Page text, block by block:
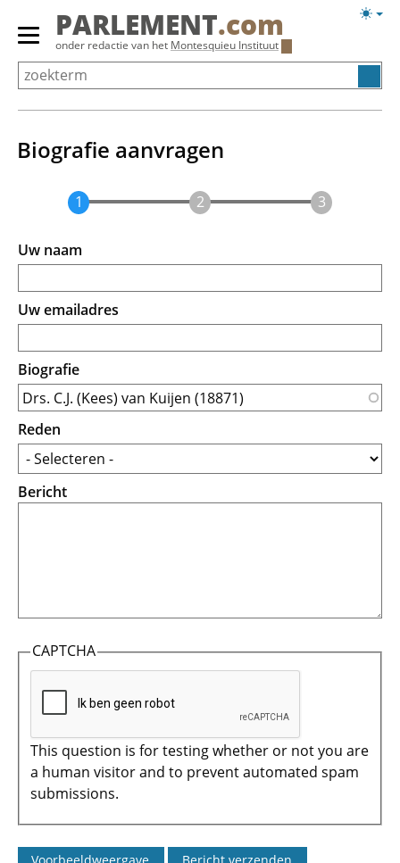
Overslaan
Primair
menu
tonen/verbergen
PARLEMENT.com
onder redactie van het Montesquieu Instituut
Biografie aanvragen
Uw naam
Uw emailadres
Biografie
Reden
Bericht
CAPTCHA
This question is for testing whether or not you are
a human visitor and to prevent automated spam
submissions.